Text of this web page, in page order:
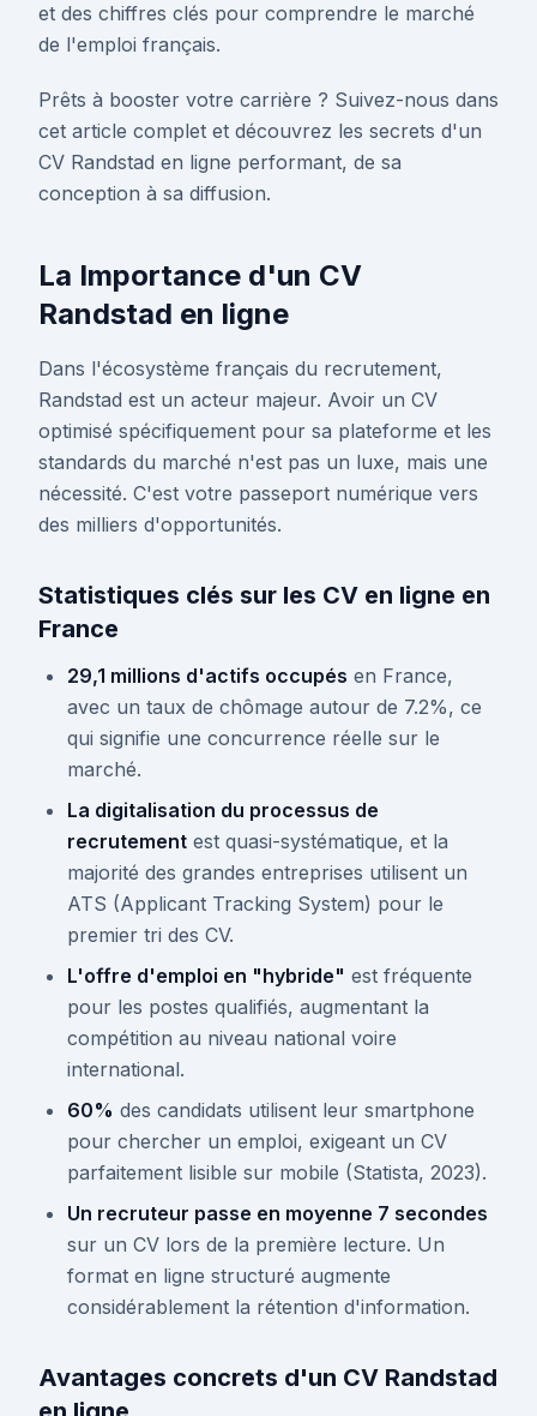
et des chiffres clés pour comprendre le marché
de l'emploi français.
Prêts à booster votre carrière ? Suivez-nous dans
cet article complet et découvrez les secrets d'un
CV Randstad en ligne performant, de sa
conception à sa diffusion.
La Importance d'un CV
Randstad en ligne
Dans l'écosystème français du recrutement,
Randstad est un acteur majeur. Avoir un CV
optimisé spécifiquement pour sa plateforme et les
standards du marché n'est pas un luxe, mais une
nécessité. C'est votre passeport numérique vers
des milliers d'opportunités.
Statistiques clés sur les CV en ligne en
France
29,1 millions d'actifs occupés en France,
avec un taux de chômage autour de 7.2%, ce
qui signifie une concurrence réelle sur le
marché.
La digitalisation du processus de
recrutement est quasi-systématique, et la
majorité des grandes entreprises utilisent un
ATS (Applicant Tracking System) pour le
premier tri des CV.
L'offre d'emploi en "hybride" est fréquente
pour les postes qualifiés, augmentant la
compétition au niveau national voire
international.
60% des candidats utilisent leur smartphone
pour chercher un emploi, exigeant un CV
parfaitement lisible sur mobile (Statista, 2023).
Un recruteur passe en moyenne 7 secondes
sur un CV lors de la première lecture. Un
format en ligne structuré augmente
considérablement la rétention d'information.
Avantages concrets d'un CV Randstad